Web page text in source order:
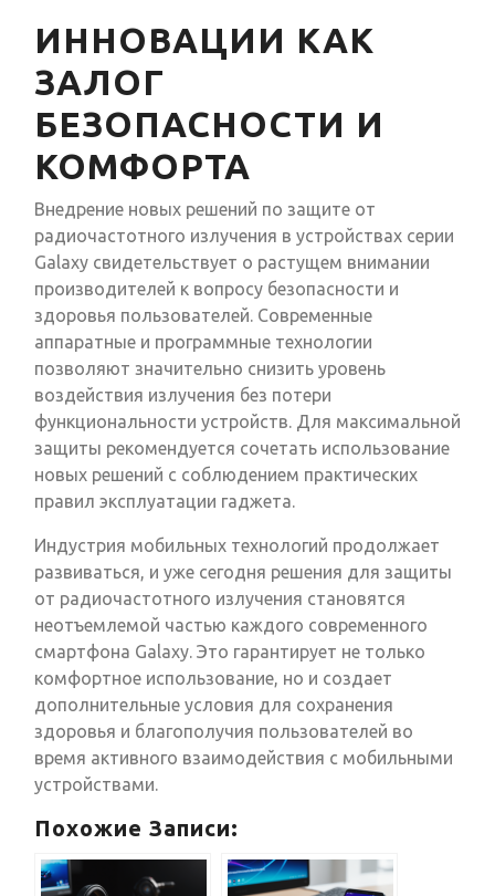
ИННОВАЦИИ КАК
ЗАЛОГ
БЕЗОПАСНОСТИ И
КОМФОРТА
Внедрение новых решений по защите от
радиочастотного излучения в устройствах серии
Galaxy свидетельствует о растущем внимании
производителей к вопросу безопасности и
здоровья пользователей. Современные
аппаратные и программные технологии
позволяют значительно снизить уровень
воздействия излучения без потери
функциональности устройств. Для максимальной
защиты рекомендуется сочетать использование
новых решений с соблюдением практических
правил эксплуатации гаджета.
Индустрия мобильных технологий продолжает
развиваться, и уже сегодня решения для защиты
от радиочастотного излучения становятся
неотъемлемой частью каждого современного
смартфона Galaxy. Это гарантирует не только
комфортное использование, но и создает
дополнительные условия для сохранения
здоровья и благополучия пользователей во
время активного взаимодействия с мобильными
устройствами.
Похожие Записи: